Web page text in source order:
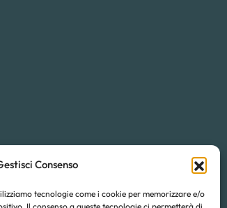
Consenso
tecnologie come i cookie per memorizzare e/o